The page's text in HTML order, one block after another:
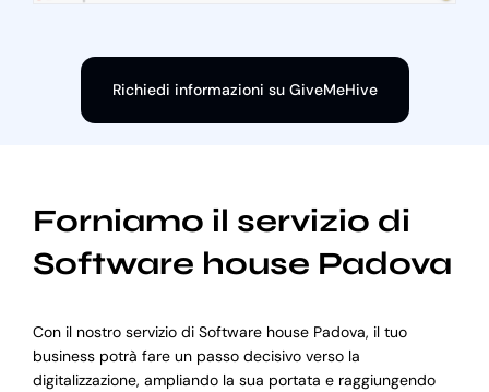
Richiedi informazioni su GiveMeHive
Forniamo il servizio di
Software house Padova
Con il nostro servizio di Software house Padova, il tuo
business potrà fare un passo decisivo verso la
digitalizzazione, ampliando la sua portata e raggiungendo